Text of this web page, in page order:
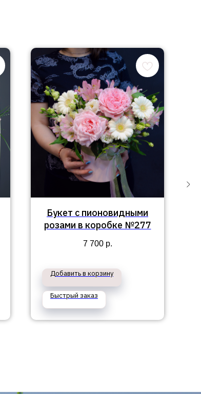
Букет с пионовидными
розами в коробке №277
7 700 р.
Добавить в корзину
Быстрый заказ